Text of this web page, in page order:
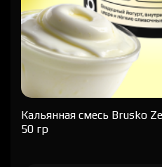
Кальянная cмесь Brusko
50 гр